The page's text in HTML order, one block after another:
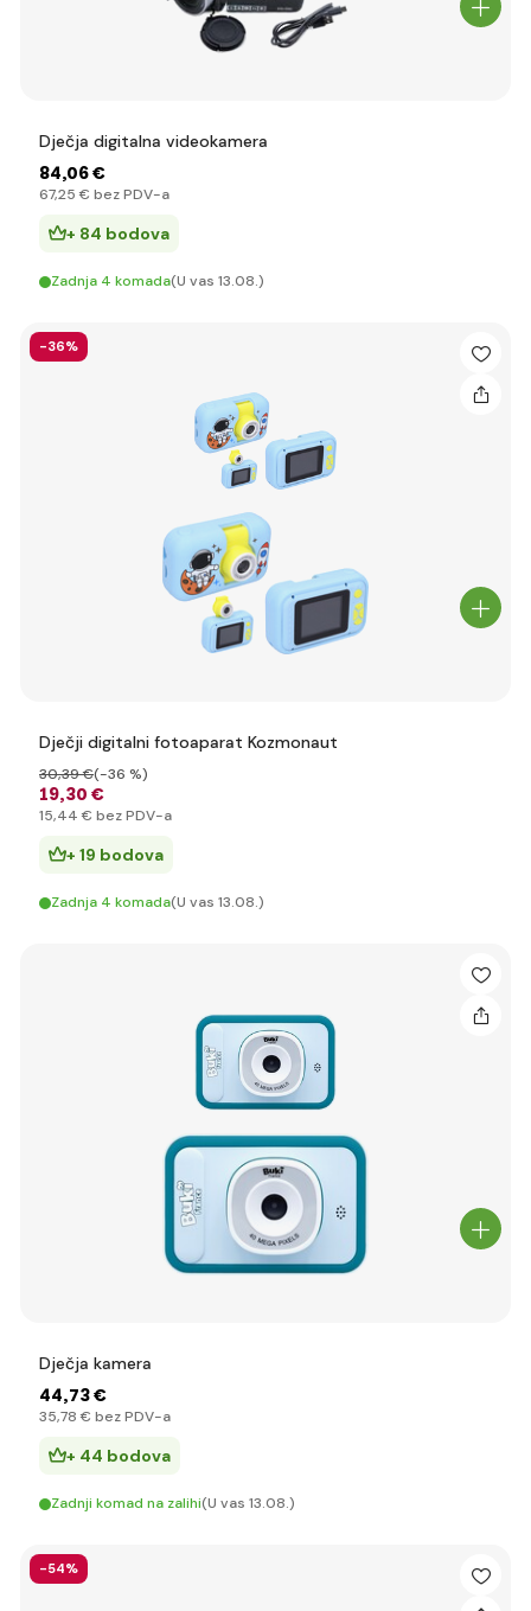
Dječja digitalna videokamera
84,06 €
67,25 € bez PDV-a
+ 84 bodova
Zadnja 4 komada(U vas 13.08.)
-36%
Dječji digitalni fotoaparat Kozmonaut
19,30 €
30,39 €(-36 %)
15,44 € bez PDV-a
+ 19 bodova
Zadnja 4 komada(U vas 13.08.)
Dječja kamera
44,73 €
35,78 € bez PDV-a
+ 44 bodova
Zadnji komad na zalihi(U vas 13.08.)
-54%